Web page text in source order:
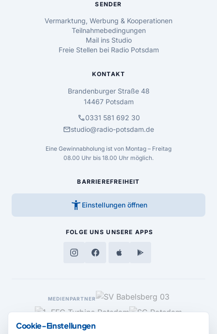
SENDER
Vermarktung, Werbung & Kooperationen
Teilnahmebedingungen
Mail ins Studio
Freie Stellen bei Radio Potsdam
KONTAKT
Brandenburger Straße 48
14467 Potsdam
call0331 581 692 30
mailstudio@radio-potsdam.de
Eine Gewinnabholung ist von Montag – Freitag
08.00 Uhr bis 18.00 Uhr möglich.
BARRIEREFREIHEIT
accessibility_new Einstellungen öffnen
FOLGE UNS UNSERE APPS
MEDIENPARTNER
Cookie-Einstellungen